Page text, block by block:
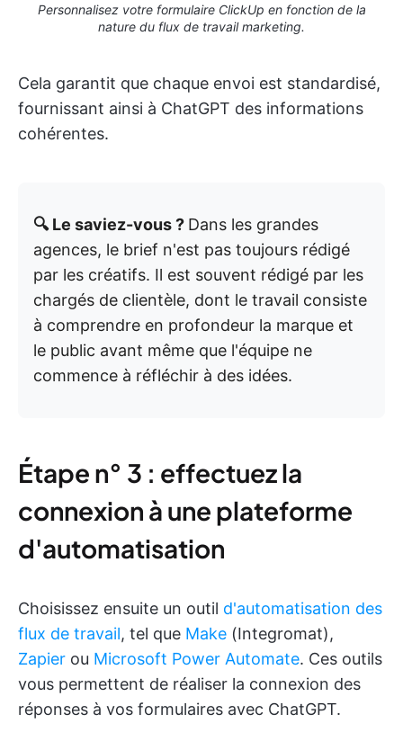
Personnalisez votre formulaire ClickUp en fonction de la
nature du flux de travail marketing.
Cela garantit que chaque envoi est standardisé,
fournissant ainsi à ChatGPT des informations
cohérentes.
🔍 Le saviez-vous ? Dans les grandes
agences, le brief n'est pas toujours rédigé
par les créatifs. Il est souvent rédigé par les
chargés de clientèle, dont le travail consiste
à comprendre en profondeur la marque et
le public avant même que l'équipe ne
commence à réfléchir à des idées.
Étape n° 3 : effectuez la
connexion à une plateforme
d'automatisation
Choisissez ensuite un outil d'automatisation des
flux de travail, tel que Make (Integromat),
Zapier ou Microsoft Power Automate. Ces outils
vous permettent de réaliser la connexion des
réponses à vos formulaires avec ChatGPT.